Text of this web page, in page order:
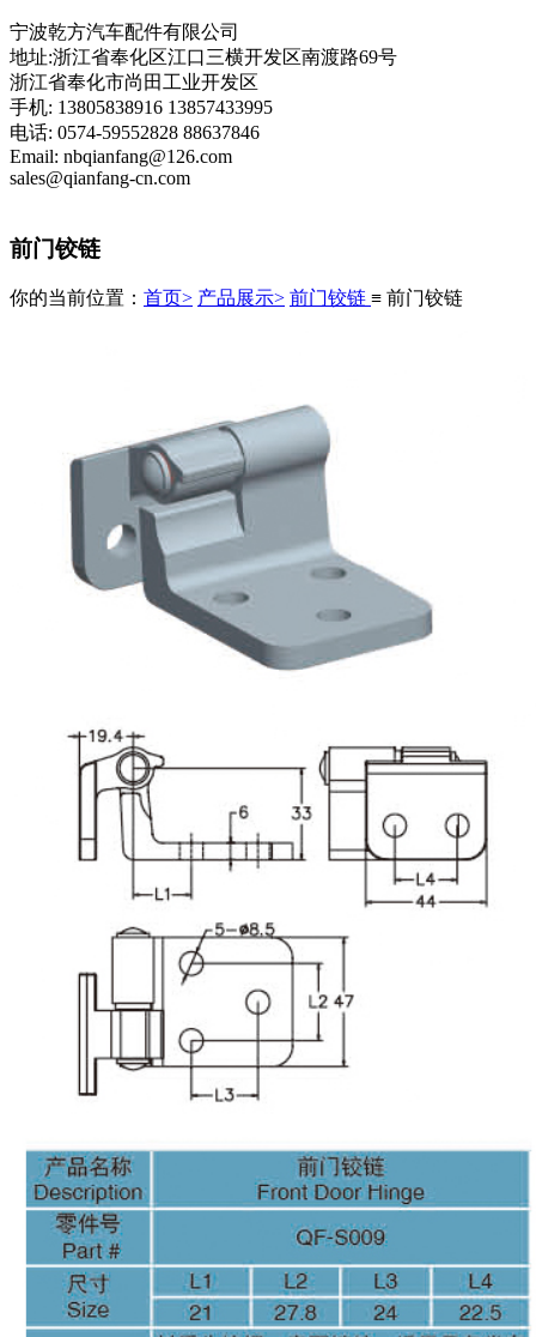
宁波乾方汽车配件有限公司
地址:浙江省奉化区江口三横开发区南渡路69号
浙江省奉化市尚田工业开发区
手机: 13805838916 13857433995
电话: 0574-59552828 88637846
Email: nbqianfang@126.com
sales@qianfang-cn.com
前门铰链
你的当前位置： 首页> 产品展示> 前门铰链 ≡ 前门铰链